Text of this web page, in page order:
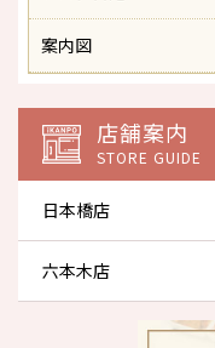
案内図
店舗案内
STORE GUIDE
日本橋店
六本木店